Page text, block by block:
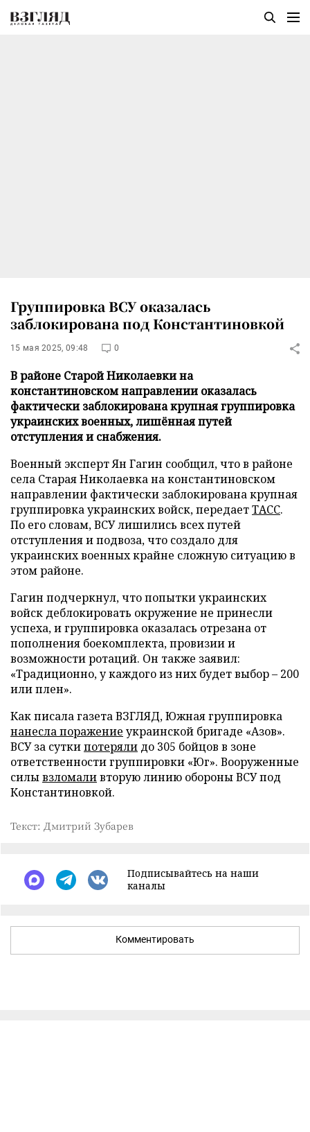
Группировка ВСУ оказалась
заблокирована под Константиновкой
15 мая 2025, 09:48 0
В районе Старой Николаевки на
константиновском направлении оказалась
фактически заблокирована крупная группировка
украинских военных, лишённая путей
отступления и снабжения.
Военный эксперт Ян Гагин сообщил, что в районе
села Старая Николаевка на константиновском
направлении фактически заблокирована крупная
группировка украинских войск, передаетТАСС.
По его словам, ВСУ лишились всех путей
отступления и подвоза, что создало для
украинских военных крайне сложную ситуацию в
этом районе.
Гагин подчеркнул, что попытки украинских
войск деблокировать окружение не принесли
успеха, и группировка оказалась отрезана от
пополнения боекомплекта, провизии и
возможности ротаций. Он также заявил:
«Традиционно, у каждого из них будет выбор – 200
или плен».
Как писала газета ВЗГЛЯД, Южная группировка
нанесла поражение украинской бригаде «Азов».
ВСУ за суткипотеряли до 305 бойцов в зоне
ответственности группировки «Юг». Вооруженные
силывзломаливторую линию обороны ВСУ под
Константиновкой.
Текст: Дмитрий Зубарев
Подписывайтесь на наши
каналы
Комментировать